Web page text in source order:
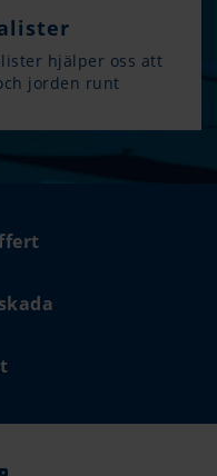
hjälper oss att
jorden runt